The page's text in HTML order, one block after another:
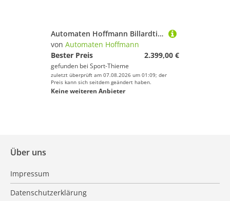
Automaten Hoffmann Billardtisch "Club Pro III" Dekor Grau, Simonis 860, Yellow-Green, 9 ft (Spielfeld 254x127 cm)
von Automaten Hoffmann
Bester Preis
2.399,00 €
gefunden bei Sport-Thieme
zuletzt überprüft am 07.08.2026 um 01:09; der
Preis kann sich seitdem geändert haben.
Keine weiteren Anbieter
Über uns
Impressum
Datenschutzerklärung